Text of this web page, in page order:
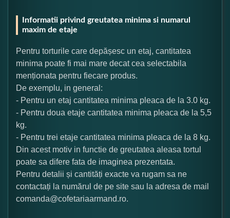
Informatii privind greutatea minima si numarul
maxim de etaje
Pentru torturile care depășesc un etaj, cantitatea
minima poate fi mai mare decat cea selectabila
menționata pentru fiecare produs.
De exemplu, in general:
- Pentru un etaj cantitatea minima pleaca de la 3.0 kg.
- Pentru doua etaje cantitatea minima pleaca de la 5,5
kg.
- Pentru trei etaje cantitatea minima pleaca de la 8 kg.
Din acest motiv in functie de greutatea aleasa tortul
poate sa difere fata de imaginea prezentata.
Pentru detalii și cantități exacte va rugam sa ne
contactați la numărul de pe site sau la adresa de mail
comanda@cofetariaarmand.ro.